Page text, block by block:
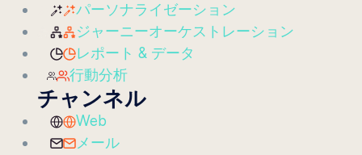
パーソナライゼーション
ジャーニーオーケストレーション
レポート & データ
行動分析
チャンネル
Web
メール